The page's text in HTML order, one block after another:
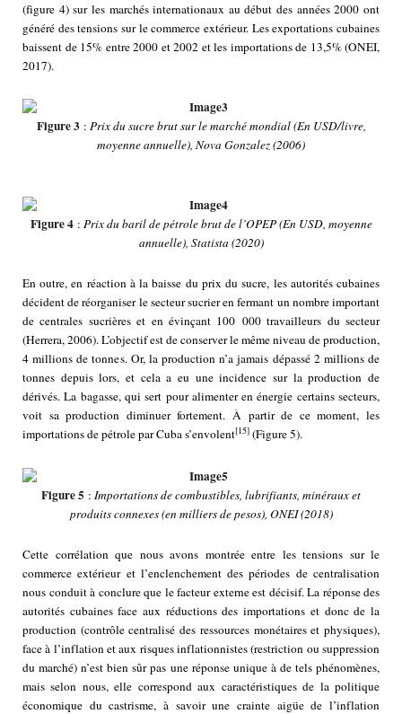
(figure 4) sur les marchés internationaux au début des années 2000 ont
généré des tensions sur le commerce extérieur. Les exportations cubaines
baissent de 15% entre 2000 et 2002 et les importations de 13,5% (ONEI,
2017).
Figure 3: Prix du sucre brut sur le marché mondial (En USD/livre,
moyenne annuelle), Nova Gonzalez (2006)
Figure 4: Prix du baril de pétrole brut de l’OPEP (En USD, moyenne
annuelle), Statista (2020)
En outre, en réaction à la baisse du prix du sucre, les autorités cubaines
décident de réorganiser le secteur sucrier en fermant un nombre important
de centrales sucrières et en évinçant 100 000 travailleurs du secteur
(Herrera, 2006). L’objectif est de conserver le même niveau de production,
4 millions de tonnes. Or, la production n’a jamais dépassé 2 millions de
tonnes depuis lors, et cela a eu une incidence sur la production de
dérivés. La bagasse, qui sert pour alimenter en énergie certains secteurs,
voit sa production diminuer fortement. À partir de ce moment, les
importations de pétrole par Cuba s’envolent[15] (Figure 5).
Figure 5 : Importations de combustibles, lubrifiants, minéraux et
produits connexes (en milliers de pesos), ONEI (2018)
Cette corrélation que nous avons montrée entre les tensions sur le
commerce extérieur et l’enclenchement des périodes de centralisation
nous conduit à conclure que le facteur externe est décisif. La réponse des
autorités cubaines face aux réductions des importations et donc de la
production (contrôle centralisé des ressources monétaires et physiques),
face à l’inflation et aux risques inflationnistes (restriction ou suppression
du marché) n’est bien sûr pas une réponse unique à de tels phénomènes,
mais selon nous, elle correspond aux caractéristiques de la politique
économique du castrisme, à savoir une crainte aigüe de l’inflation